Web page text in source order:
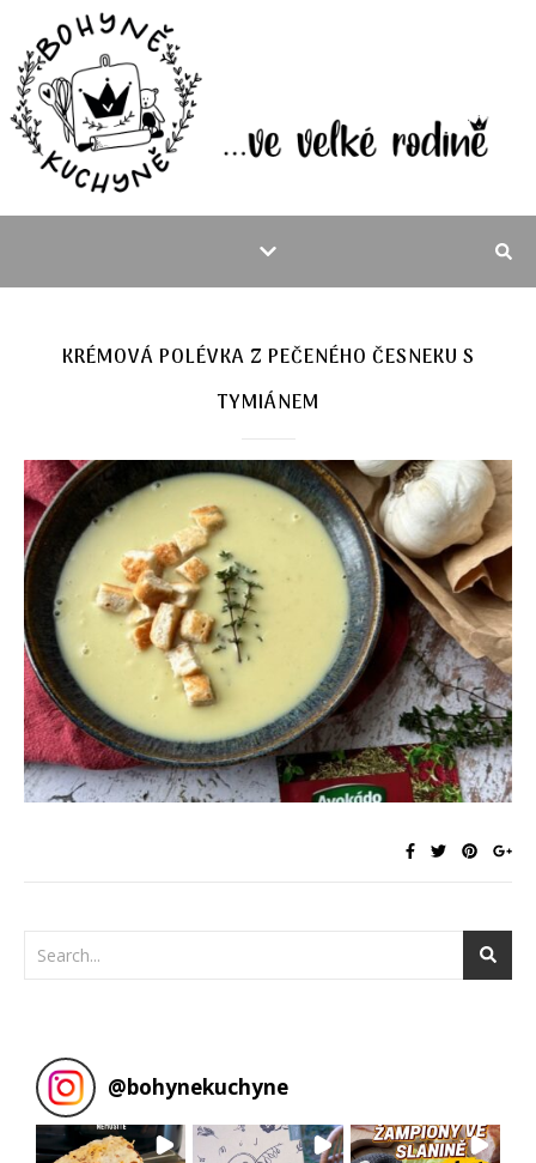
KRÉMOVÁ POLÉVKA Z PEČENÉHO ČESNEKU S
TYMIÁNEM
@bohynekuchyne